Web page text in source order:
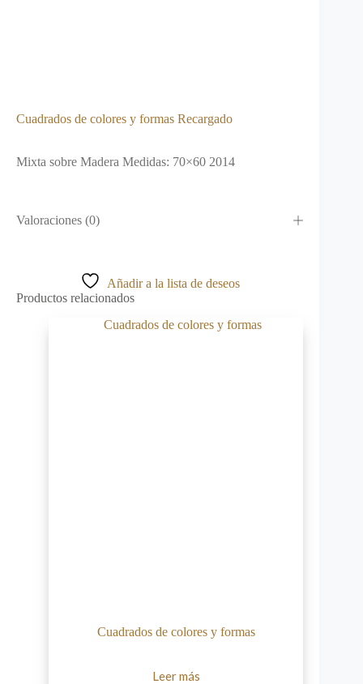
Cuadrados de colores y formas Recargado
Mixta sobre Madera Medidas: 70×60 2014
Valoraciones (0)
Añadir a la lista de deseos
Productos relacionados
Cuadrados de colores y formas
Leer más